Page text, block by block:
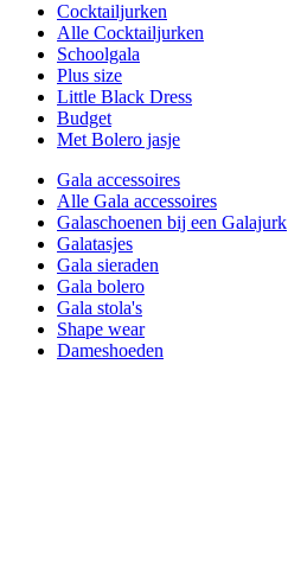
Cocktailjurken
Alle Cocktailjurken
Schoolgala
Plus size
Little Black Dress
Budget
Met Bolero jasje
Gala accessoires
Alle Gala accessoires
Galaschoenen bij een Galajurk
Galatasjes
Gala sieraden
Gala bolero
Gala stola's
Shape wear
Dameshoeden